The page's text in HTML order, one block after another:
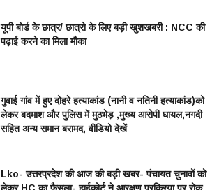
यूपी बोर्ड के छात्र/ छात्रो के लिए बड़ी खुशखबरी : NCC की
पढ़ाई करने का मिला मौका
गुवाई गांव में हुए दोहरे हत्याकांड (नानी व नतिनी हत्याकांड)को
लेकर बदमाश और पुलिस में मुठभेड़ ,मुख्य आरोपी घायल,नगदी
सहित अन्य समान बरामद, वीडियो देखें
Lko- उत्तरप्रदेश की आज की बड़ी खबर- पंचायत चुनावों को